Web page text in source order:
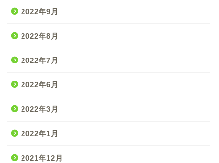
2022年9月
2022年8月
2022年7月
2022年6月
2022年3月
2022年1月
2021年12月